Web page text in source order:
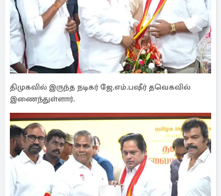
திமுகவில் இருந்த நடிகர் ஜே.எம்.பஷீர் தவெகவில்
இணைந்துள்ளார்.